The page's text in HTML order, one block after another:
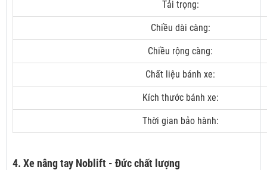
Tải trọng:
Chiều dài càng:
Chiều rộng càng:
Chất liệu bánh xe:
Kích thước bánh xe:
Thời gian bảo hành:
4. Xe nâng tay Noblift - Đức chất lượng